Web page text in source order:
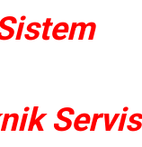
Servis